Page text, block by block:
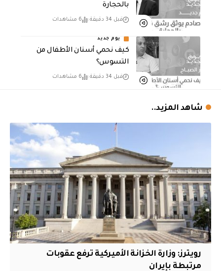
بالحجارة
قبل 34 دقيقة 6 مشاهدات
يوم جديد
كيف نحمي أسنان الأطفال من
التسوس؟
قبل 34 دقيقة 6 مشاهدات
شاهد المزيد..
‏رويترز: وزارة الخزانة الأميركية ترفع عقوبات
مرتبطة بإيران